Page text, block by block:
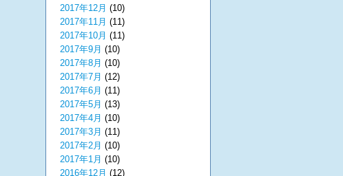
2017年12月 (10)
2017年11月 (11)
2017年10月 (11)
2017年9月 (10)
2017年8月 (10)
2017年7月 (12)
2017年6月 (11)
2017年5月 (13)
2017年4月 (10)
2017年3月 (11)
2017年2月 (10)
2017年1月 (10)
2016年12月 (12)